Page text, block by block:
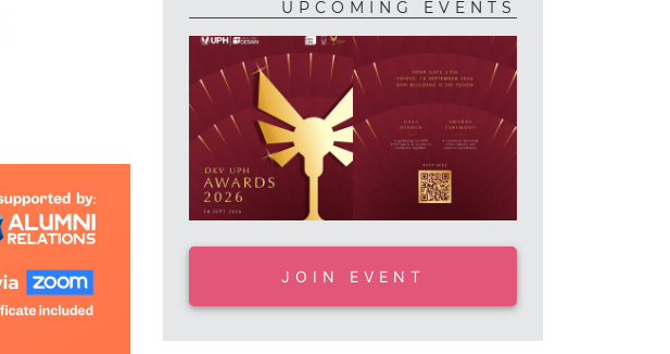
UPCOMING EVENTS
JOIN EVENT